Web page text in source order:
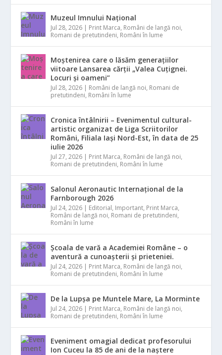
Muzeul Imnului Național
Jul 28, 2026 | Print Marca, Români de langă noi,
Romani de pretutindeni, Români în lume
Moștenirea care o lăsăm generațiilor
viitoare Lansarea cărții „Valea Cuțignei.
Locuri și oameni”
Jul 28, 2026 | Români de langă noi, Romani de
pretutindeni, Români în lume
Cronica întâlnirii – Evenimentul cultural-
artistic organizat de Liga Scriitorilor
Români, Filiala Iași Nord-Est, în data de 25
iulie 2026
Jul 27, 2026 | Print Marca, Români de langă noi,
Romani de pretutindeni, Români în lume
Salonul Aeronautic Internațional de la
Farnborough 2026
Jul 24, 2026 | Editorial, Important, Print Marca,
Români de langă noi, Romani de pretutindeni,
Români în lume
Școala de vară a Academiei Române – o
aventură a cunoașterii și prieteniei.
Jul 24, 2026 | Print Marca, Români de langă noi,
Romani de pretutindeni, Români în lume
De la Lupșa pe Muntele Mare, La Morminte
Jul 24, 2026 | Print Marca, Români de langă noi,
Romani de pretutindeni, Români în lume
Eveniment omagial dedicat profesorului
Ion Cuceu la 85 de ani de la naștere